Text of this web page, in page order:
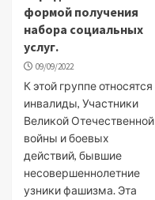
формой получения
набора социальных
услуг.
09/09/2022
К этой группе относятся
инвалиды, Участники
Великой Отечественной
войны и боевых
действий, бывшие
несовершеннолетние
узники фашизма. Эта